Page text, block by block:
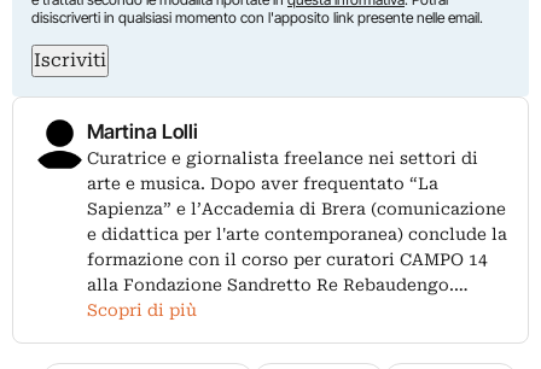
disiscriverti in qualsiasi momento con l'apposito link presente nelle email.
Iscriviti
Martina Lolli
Curatrice e giornalista freelance nei settori di
arte e musica. Dopo aver frequentato “La
Sapienza” e l’Accademia di Brera (comunicazione
e didattica per l'arte contemporanea) conclude la
formazione con il corso per curatori CAMPO 14
alla Fondazione Sandretto Re Rebaudengo.…
Scopri di più